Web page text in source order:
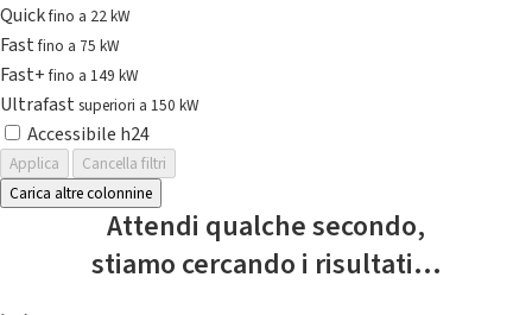
Quickfino a 22 kW
Fastfino a 75 kW
Fast+fino a 149 kW
Ultrafast superiori a 150 kW
Accessibile h24
Applica
Cancella filtri
Carica altre colonnine
Attendi qualche secondo,
stiamo cercando i risultati...